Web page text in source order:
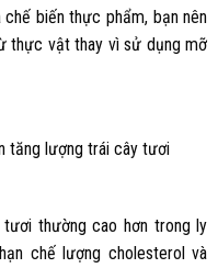
chế biến thực phẩm, bạn nên
thực vật thay vì sử dụng mỡ
tăng lượng trái cây tươi
thường cao hơn trong ly
chế lượng cholesterol và